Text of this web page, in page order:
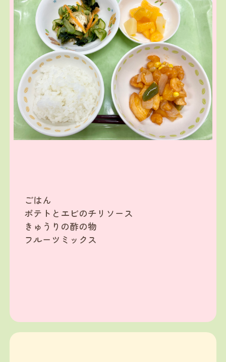
ごはん
ポテトとエビのチリソース
きゅうりの酢の物
フルーツミックス